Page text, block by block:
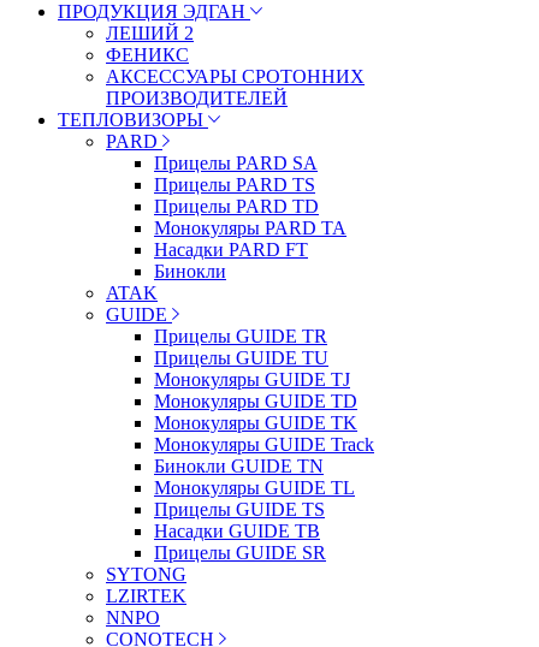
ПРОДУКЦИЯ ЭДГАН
ЛЕШИЙ 2
ФЕНИКС
АКСЕССУАРЫ СРОТОННИХ
ПРОИЗВОДИТЕЛЕЙ
ТЕПЛОВИЗОРЫ
PARD
Прицелы PARD SA
Прицелы PARD TS
Прицелы PARD TD
Монокуляры PARD TA
Насадки PARD FT
Бинокли
ATAK
GUIDE
Прицелы GUIDE TR
Прицелы GUIDE TU
Монокуляры GUIDE TJ
Монокуляры GUIDE TD
Монокуляры GUIDE TK
Монокуляры GUIDE Track
Бинокли GUIDE TN
Монокуляры GUIDE TL
Прицелы GUIDE TS
Насадки GUIDE TB
Прицелы GUIDE SR
SYTONG
LZIRTEK
NNPO
CONOTECH